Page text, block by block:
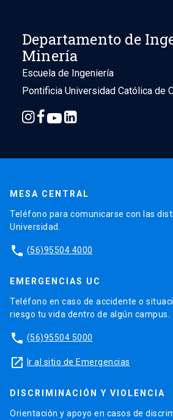
Departamento de
Minería
Escuela de Ingeniería
Pontificia Universidad Católica de
MESA CENTRAL
Teléfono para comunicarse con las
Universidad.
phone (56)95504 4000
EMERGENCIAS UC
Teléfono en caso de accidente o
riesgo tu vida dentro de algún campus.
phone (56)95504 5000
launch Ir al sitio de Emergencias
DISCRIMINACIÓN Y VIOLENCIA
Orientación y apoyo en casos de